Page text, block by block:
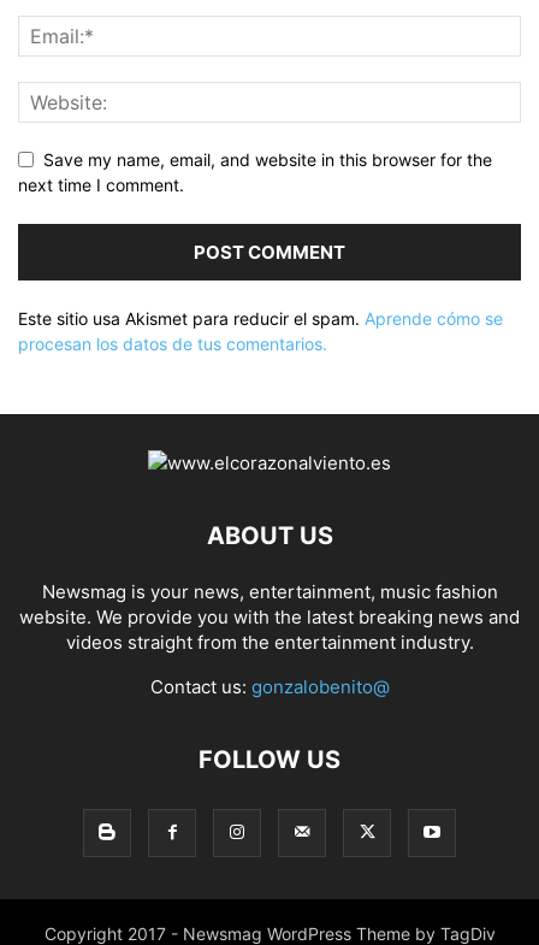
Save my name, email, and website in this browser for the
next time I comment.
Este sitio usa Akismet para reducir el spam. Aprende cómo se
procesan los datos de tus comentarios.
ABOUT US
Newsmag is your news, entertainment, music fashion
website. We provide you with the latest breaking news and
videos straight from the entertainment industry.
Contact us: gonzalobenito@
FOLLOW US
Copyright 2017 - Newsmag WordPress Theme by TagDiv